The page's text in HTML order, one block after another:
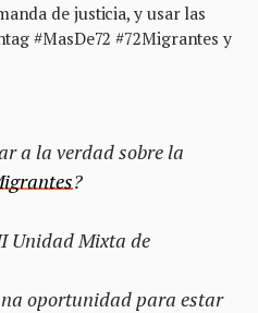
de justicia, y usar las
#MasDe72 #72Migrantes y
a la verdad sobre la
?
Unidad Mixta de
oportunidad para estar